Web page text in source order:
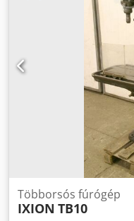
Többorsós fúrógép
IXION TB10